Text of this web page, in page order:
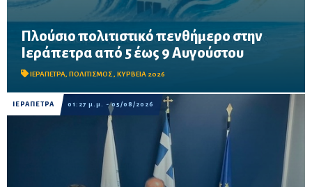
Πλούσιο πολιτιστικό πενθήμερο στην
Ιεράπετρα από 5 έως 9 Αυγούστου
ΙΕΡΑΠΕΤΡΑ, ΠΟΛΙΤΙΣΜΟΣ , ΚΥΡΒΕΙΑ 2026
Θέατρο, συναυλίες, παιδικές παραστάσεις, κρητικά γλέντια και
δημιουργικές δράσεις στην πόλη και τις κοινότητες, στο πλαίσιο
των «Κυρβείων 2026».
ΙΕΡΑΠΕΤΡΑ 01:27 μ.μ. - 05/08/2026